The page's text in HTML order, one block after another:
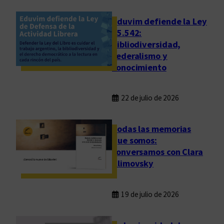
o
Eduvim defiende la Ley
25.542:
bibliodiversidad,
federalismo y
conocimiento
22 de julio de 2026
Todas las memorias
que somos:
conversamos con Clara
Klimovsky
19 de julio de 2026